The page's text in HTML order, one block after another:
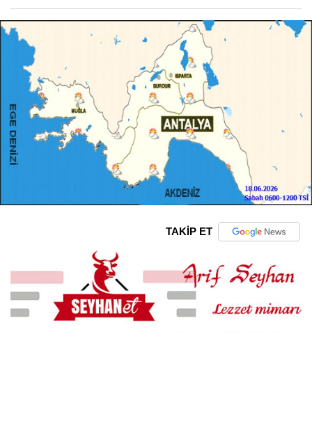
TAKİP ET